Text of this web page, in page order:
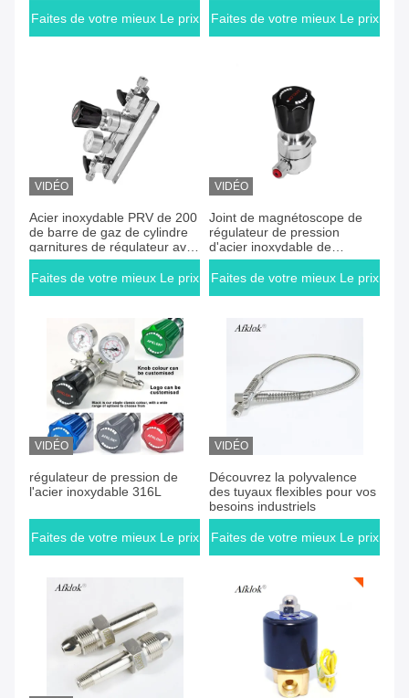
Faites de votre mieux Le prix Faites de votre mieux Le prix
VIDÉO
Acier inoxydable PRV de 200
de barre de gaz de cylindre
garnitures de régulateur avec
le manomètre de 63mm
Faites de votre mieux Le prix
VIDÉO
Joint de magnétoscope de
régulateur de pression
d'acier inoxydable de
catégorie de PE pour l'argon
d'azote de l'oxygène
Faites de votre mieux Le prix
VIDÉO
régulateur de pression de
l'acier inoxydable 316L
Faites de votre mieux Le prix
VIDÉO
Découvrez la polyvalence
des tuyaux flexibles pour vos
besoins industriels
Faites de votre mieux Le prix